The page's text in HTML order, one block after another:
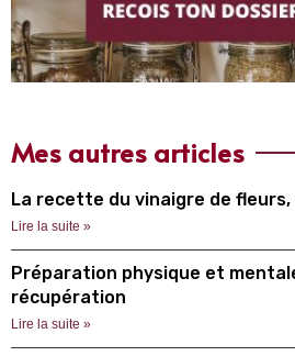
Mes autres articles
La recette du vinaigre de
Lire la suite »
Préparation physique et
récupération
Lire la suite »